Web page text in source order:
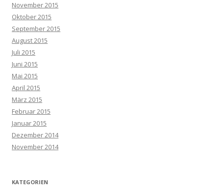
November 2015
Oktober 2015
September 2015
August 2015
Juli 2015
Juni 2015
Mai 2015
April 2015
März 2015
Februar 2015
Januar 2015
Dezember 2014
November 2014
KATEGORIEN